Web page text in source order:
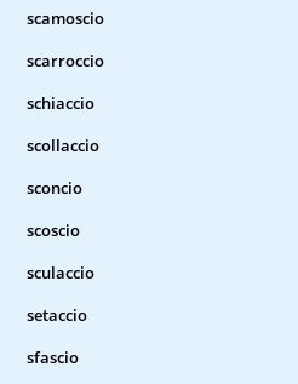
scamoscio
scarroccio
schiaccio
scollaccio
sconcio
scoscio
sculaccio
setaccio
sfascio